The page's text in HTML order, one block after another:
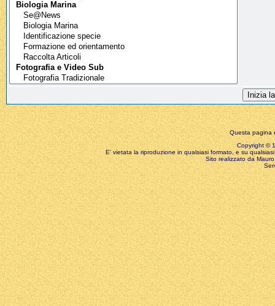
Questa pagina
Copyright ©
E' vietata la riproduzione in qualsiasi formato, e su
Sito realizzato da